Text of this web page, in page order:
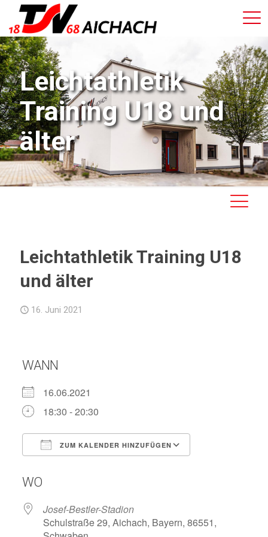
Leichtathletik
Training U18 und
älter
Leichtathletik Training U18
und älter
16. Juni 2021
WANN
16.06.2021
18:30 - 20:30
ZUM KALENDER HINZUFÜGEN
WO
Josef-Bestler-Stadion
Schulstraße 29, Aichach, Bayern, 86551,